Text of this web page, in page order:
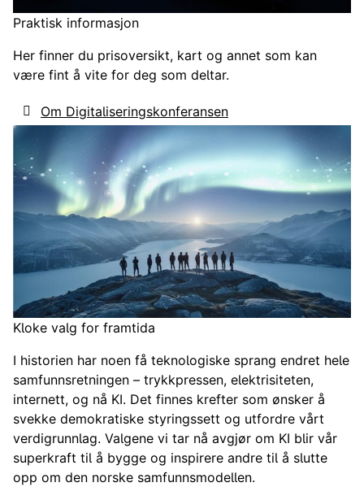
Praktisk informasjon
Her finner du prisoversikt, kart og annet som kan
være fint å vite for deg som deltar.
Om Digitaliseringskonferansen
Kloke valg for framtida
I historien har noen få teknologiske sprang endret hele
samfunnsretningen – trykkpressen, elektrisiteten,
internett, og nå KI. Det finnes krefter som ønsker å
svekke demokratiske styringssett og utfordre vårt
verdigrunnlag. Valgene vi tar nå avgjør om KI blir vår
superkraft til å bygge og inspirere andre til å slutte
opp om den norske samfunnsmodellen.